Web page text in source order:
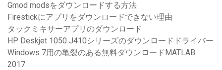
Gmod modsをダウンロードする方法
Firestickにアプリをダウンロードできない理由
タックミキサーアプリのダウンロード
HP Deskjet 1050 J410シリーズのダウンロードドライバー
Windows 7用の亀裂のある無料ダウンロードMATLAB
2017